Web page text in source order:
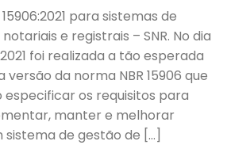
para sistemas de
e registrais – SNR. No dia
foi realizada a tão esperada
da norma NBR 15906 que
os requisitos para
manter e melhorar
de gestão de […]